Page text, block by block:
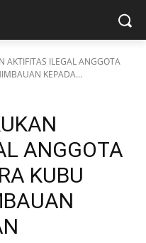
AKTIFITAS ILEGAL ANGGOTA
KEPADA...
ANGGOTA
KUBU